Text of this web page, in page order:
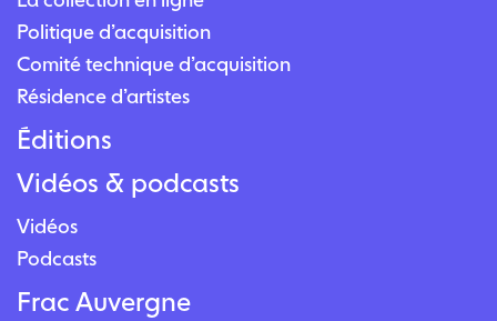
Politique d’acquisition
Comité technique d’acquisition
Résidence d’artistes
Éditions
Vidéos & podcasts
Vidéos
Podcasts
Frac Auvergne